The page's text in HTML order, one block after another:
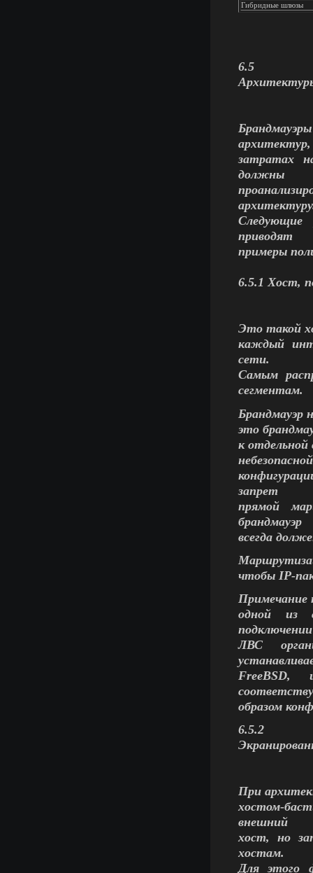
Гибридные шлюзы
6.5
архитектур,
затратах
должны
Следующие
приводят
примеры
6.5.1 Хост,
Это такой
каждый
сети.
Самым
сегментам.
Брандмауэр
это
к отдельной
запрет
прямой
брандмауэр
всегда
чтобы IP-
Примечание
одной из
подключении
ЛВС
образом
6.5.2
При
хостом-
внешний
хост, но
хостам.
Для этого